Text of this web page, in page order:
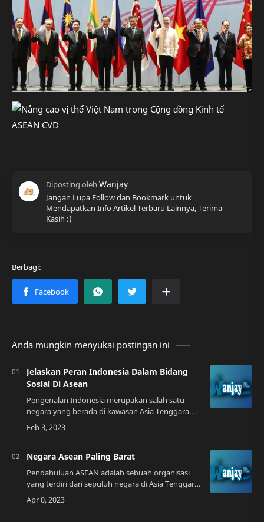
Jangan Lupa Follow dan Bookmark untuk
Mendapatkan Info Artikel Terbaru Lainnya, Terima
Kasih :)
Anda mungkin menyukai postingan ini
Jelaskan Peran Indonesia Dalam Bidang
Sosial Di Asean
Pengenalan Indonesia merupakan salah satu
negara yang berada di kawasan Asia Tenggara.
Sebagai negara dengan jumlah penduduk
terbanyak di ASEAN, Indonesia memiliki banyak
Negara Asean Paling Barat
Pendahuluan ASEAN adalah sebuah organisasi
yang terdiri dari sepuluh negara di Asia Tenggara.
Negara-negara ini bekerja sama dalam berbagai
bidang, seperti ekonomi, keamanan, da…